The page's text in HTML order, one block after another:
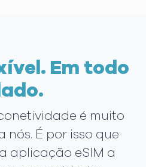
Em todo
é muito
É por isso que
aplicação eSIM a